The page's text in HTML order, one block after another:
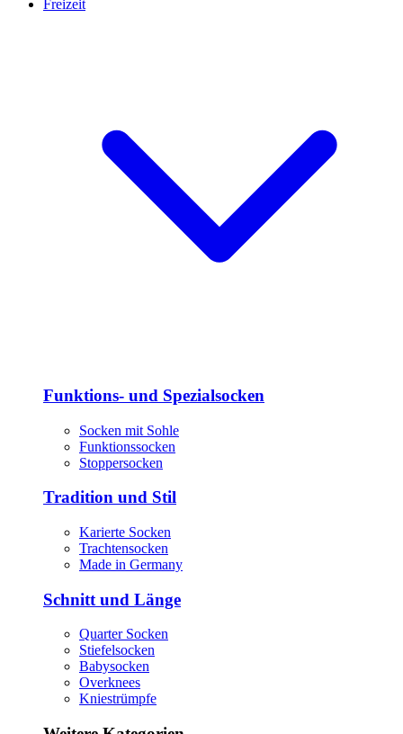
Freizeit
Funktions- und Spezialsocken
Socken mit Sohle
Funktionssocken
Stoppersocken
Tradition und Stil
Karierte Socken
Trachtensocken
Made in Germany
Schnitt und Länge
Quarter Socken
Stiefelsocken
Babysocken
Overknees
Kniestrümpfe